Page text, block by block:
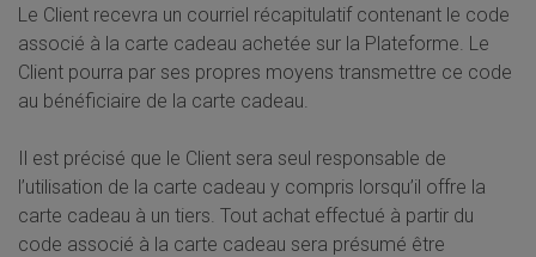
Le Client recevra un courriel récapitulatif contenant le code
associé à la carte cadeau achetée sur la Plateforme. Le
Client pourra par ses propres moyens transmettre ce code
au bénéficiaire de la carte cadeau.
Il est précisé que le Client sera seul responsable de
l’utilisation de la carte cadeau y compris lorsqu’il offre la
carte cadeau à un tiers. Tout achat effectué à partir du
code associé à la carte cadeau sera présumé être